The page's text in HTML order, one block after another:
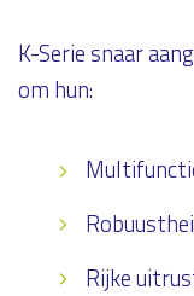
K-Serie snaar
om hun:
Rijke